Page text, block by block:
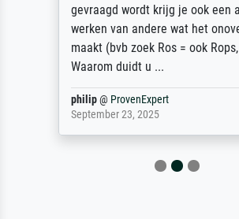
gevraagd wordt krijg je ook een
werken van andere wat het
maakt (bvb zoek Ros = ook Rops,
Waarom duidt u ...
philip@ProvenExpert
September 23, 2025